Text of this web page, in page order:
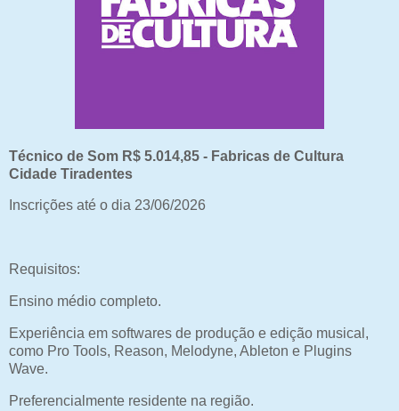
Técnico de Som R$ 5.014,85 - Fabricas de Cultura
Cidade Tiradentes
Inscrições até o dia 23/06/2026
Requisitos:
Ensino médio completo.
Experiência em softwares de produção e edição musical,
como Pro Tools, Reason, Melodyne, Ableton e Plugins
Wave.
Preferencialmente residente na região.